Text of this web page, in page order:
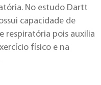
No estudo Dartt
capacidade de
respiratória pois auxilia
físico e na